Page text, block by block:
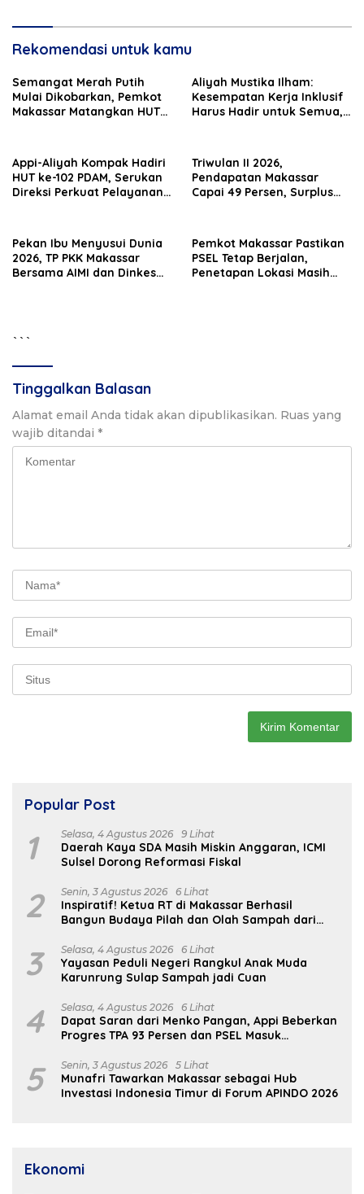
Rekomendasi untuk kamu
Semangat Merah Putih
Mulai Dikobarkan, Pemkot
Makassar Matangkan HUT
Aliyah Mustika Ilham:
Kesempatan Kerja Inklusif
Harus Hadir untuk Semua,
Appi-Aliyah Kompak Hadiri
HUT ke-102 PDAM, Serukan
Direksi Perkuat Pelayanan
Triwulan II 2026,
Pendapatan Makassar
Capai 49 Persen, Surplus
Pekan Ibu Menyusui Dunia
2026, TP PKK Makassar
Bersama AIMI dan Dinkes
Pemkot Makassar Pastikan
PSEL Tetap Berjalan,
Penetapan Lokasi Masih
```
Tinggalkan Balasan
Alamat email Anda tidak akan dipublikasikan. Ruas yang
wajib ditandai *
Popular Post
1 Selasa, 4 Agustus 2026 9 Lihat
Daerah Kaya SDA Masih Miskin Anggaran, ICMI
Sulsel Dorong Reformasi Fiskal
2 Senin, 3 Agustus 2026 6 Lihat
Inspiratif! Ketua RT di Makassar Berhasil
Bangun Budaya Pilah dan Olah Sampah dari
3 Selasa, 4 Agustus 2026 6 Lihat
Yayasan Peduli Negeri Rangkul Anak Muda
Karunrung Sulap Sampah jadi Cuan
4 Selasa, 4 Agustus 2026 6 Lihat
Dapat Saran dari Menko Pangan, Appi Beberkan
Progres TPA 93 Persen dan PSEL Masuk
5 Senin, 3 Agustus 2026 5 Lihat
Munafri Tawarkan Makassar sebagai Hub
Investasi Indonesia Timur di Forum APINDO 2026
Ekonomi